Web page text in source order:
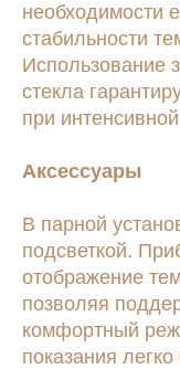
необходимости
стабильности
Использование
стекла
при
Аксессуары
В парной
подсветкой.
отображение
позволяя
комфортный
показания
Почему мы
Материалы
Портфолио
Шоурум
Контакты
дизайна и
(Скоро открытие)
+7 (495) 843-31-63